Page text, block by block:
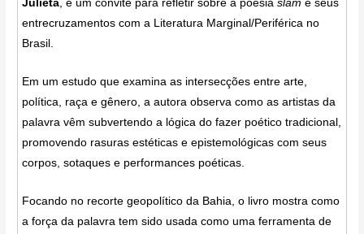
Julieta, é um convite para refletir sobre a poesiaslam e seus
entrecruzamentos com a Literatura Marginal/Periférica no
Brasil.
Em um estudo que examina as intersecções entre arte,
política, raça e gênero, a autora observa como as artistas da
palavra vêm subvertendo a lógica do fazer poético tradicional,
promovendo rasuras estéticas e epistemológicas com seus
corpos, sotaques e performances poéticas.
Focando no recorte geopolítico da Bahia, o livro mostra como
a força da palavra tem sido usada como uma ferramenta de